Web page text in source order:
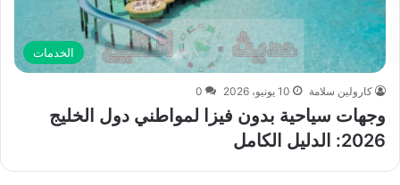
الخدمات
كارولين سلامة 10 يونيو، 2026 0
وجهات سياحية بدون فيزا لمواطني دول الخليج
2026: الدليل الكامل